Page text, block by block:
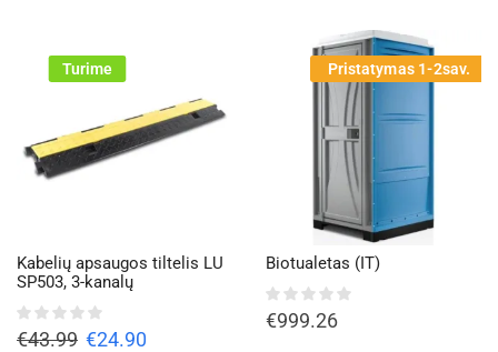
Turime
Kabelių apsaugos tiltelis LU
SP503, 3-kanalų
€43.99 €24.90
Pristatymas 1-2sav.
Biotualetas (IT)
€999.26